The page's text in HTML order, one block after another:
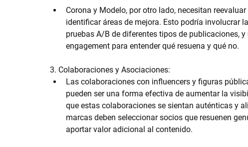
Corona y Modelo, por otro lado, necesitan
identificar áreas de mejora. Esto podría involucrar
pruebas A/B de diferentes tipos de publicaciones,
engagement para entender qué resuena y qué no.
3. Colaboraciones y Asociaciones:
Las colaboraciones con influencers y figuras
pueden ser una forma efectiva de aumentar la
que estas colaboraciones se sientan auténticas y
marcas deben seleccionar socios que resuenen
aportar valor adicional al contenido.